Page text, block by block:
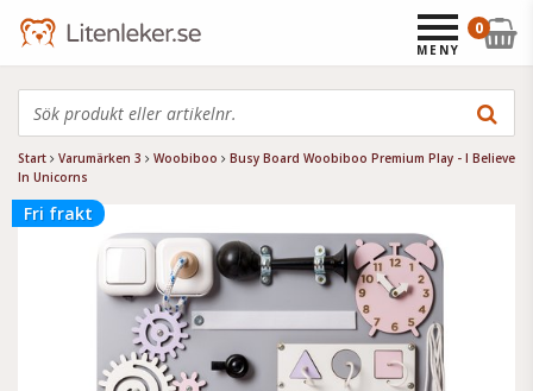
Start Varumärken 3 Woobiboo
Busy Board Woobiboo Premium Play - I Believe
In Unicorns
Fri frakt
0
MENY